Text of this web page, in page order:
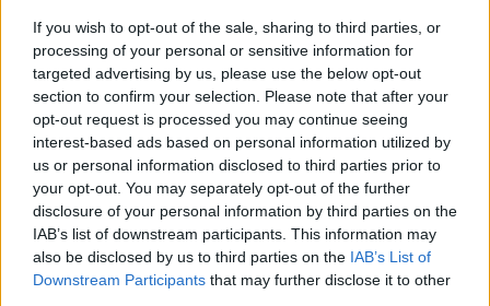
If you wish to opt-out of the sale, sharing to third parties, or
processing of your personal or sensitive information for
targeted advertising by us, please use the below opt-out
section to confirm your selection. Please note that after your
opt-out request is processed you may continue seeing
interest-based ads based on personal information utilized by
us or personal information disclosed to third parties prior to
your opt-out. You may separately opt-out of the further
disclosure of your personal information by third parties on the
IAB’s list of downstream participants. This information may
also be disclosed by us to third parties on the IAB’s List of
Downstream Participants that may further disclose it to other
FORMA-1 / 2023. JÚN. 16.
Verstappen szeretné, ha ez az
„állat” is nyerne futamot idén
Max Verstappen elárulta, hogy kit látna szívesen a dobogó
legtetején, ha nem lesz képes megnyerni az összes hátralévő